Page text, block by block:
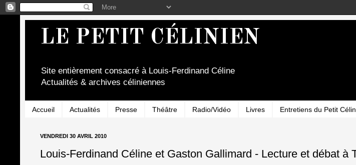
LE PETIT CÉLINIEN
Site entièrement consacré à Louis-Ferdinand Céline
Actualités & archives céliniennes
Accueil Actualités Presse Théâtre Radio/Vidéo Livres Entretiens du Petit
VENDREDI 30 AVRIL 2010
Louis-Ferdinand Céline et Gaston Gallimard - Lecture et débat à